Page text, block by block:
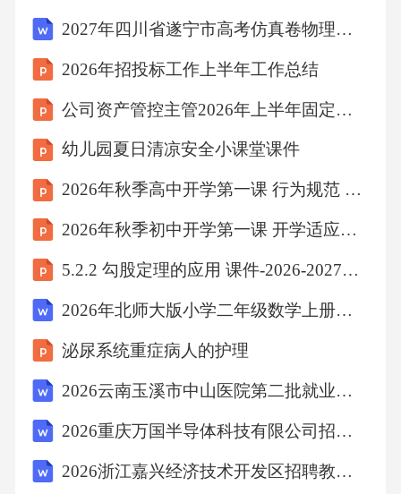
做直线运动，龙应的图像如图所示。下列关于
两物体运
A.以乙物体为参照物，甲物体一直在运动B.前4s
内，甲和乙通过的路程相同
C.整个过程中，甲的速度总是大于乙的速度D.4s
〜19s内，甲和乙的平均速度相等
三、填空题：本大题共6小题，共12分。
第2页，共10页
10.《夜雪》中写道“夜深知雪重，时闻折竹
2027年四川省遂宁市高考仿真卷物理试卷（含答案解析）
2026年招投标工作上半年工作总结
公司资产管控主管2026年上半年固定资产盘点总结
幼儿园夏日清凉安全小课堂课件
2026年秋季高中开学第一课 行为规范 高中自律
2026年秋季初中开学第一课 开学适应与心理疏导
5.2.2 勾股定理的应用 课件-2026-2027学年湘教版数学八年级上册
2026年北师大版小学二年级数学上册课时《长度单位》教案
泌尿系统重症病人的护理
2026云南玉溪市中山医院第二批就业见习岗位招募12人备考题库含答案详解（研优卷）
2026重庆万国半导体科技有限公司招聘11人笔试参考试题及答案详解
2026浙江嘉兴经济技术开发区招聘教师20人备考题库附答案详解（培优b卷）